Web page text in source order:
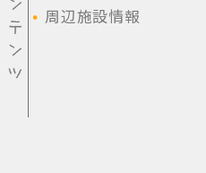
・周辺施設情報